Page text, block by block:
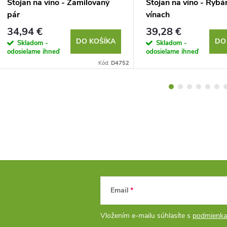
Stojan na víno - Zamilovaný
pár
34,94 €
Skladom -
odosielame ihneď
DO KOŠÍKA
Kód: D4752
Stojan na víno -
vínach
39,28 €
Skladom -
odosielame ihneď
Email
Vložením e-mailu súhlasíte s